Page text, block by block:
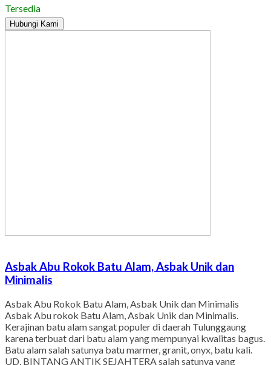
Tersedia
Hubungi Kami
Asbak Abu Rokok Batu Alam, Asbak Unik dan
Minimalis
Asbak Abu Rokok Batu Alam, Asbak Unik dan Minimalis
Asbak Abu rokok Batu Alam, Asbak Unik dan Minimalis.
Kerajinan batu alam sangat populer di daerah Tulunggaung
karena terbuat dari batu alam yang mempunyai kwalitas bagus.
Batu alam salah satunya batu marmer, granit, onyx, batu kali.
UD. BINTANG ANTIK SEJAHTERA salah satunya yang